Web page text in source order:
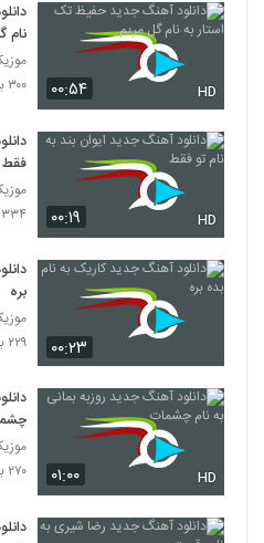
آهنگ
خراطها(پاپ)
3895
Dige
۲۶۸ بازدید
3896
Sade
۳۲۵ بازدید
موزیک
3898
۳۲۴ بازدید
3899
سهیل
۳۴۳ بازدید
۰۰:۵۴ HD
نام
۳۰۰ بازدید
۰۰:۱۹ HD
فقط
۳۳۴ بازدید
۰۰:۲۳
بره
۲۲۹ بازدید
۰۱:۰۰ HD
۲۷۰ بازدید